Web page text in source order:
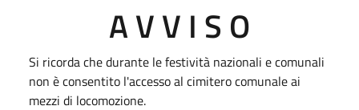
A V V I S O
Si ricorda che durante le festività nazionali e comunali
non è consentito l'accesso al cimitero comunale ai
mezzi di locomozione.